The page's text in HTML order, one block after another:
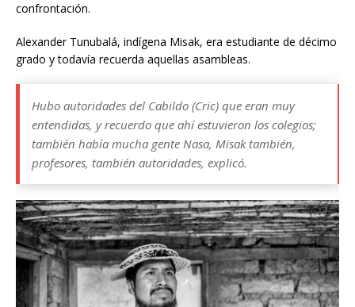
confrontación.
Alexander Tunubalá, indígena Misak, era estudiante de décimo
grado y todavía recuerda aquellas asambleas.
Hubo autoridades del Cabildo (Cric) que eran muy
entendidas, y recuerdo que ahí estuvieron los colegios;
también había mucha gente Nasa, Misak también,
profesores, también autoridades, explicó.